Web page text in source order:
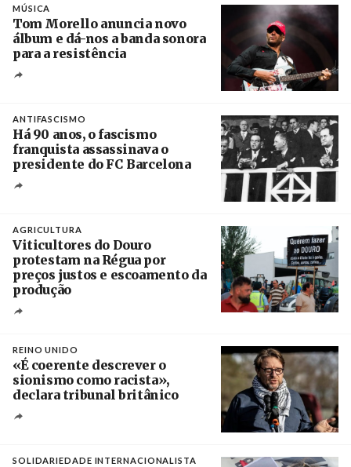
MÚSICA
Tom Morello anuncia novo
álbum e dá-nos a banda sonora
para a resistência
ANTIFASCISMO
Há 90 anos, o fascismo
franquista assassinava o
presidente do FC Barcelona
AGRICULTURA
Viticultores do Douro
protestam na Régua por
preços justos e escoamento da
produção
REINO UNIDO
«É coerente descrever o
sionismo como racista»,
declara tribunal britânico
SOLIDARIEDADE INTERNACIONALISTA